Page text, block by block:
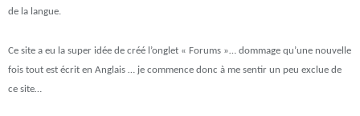
de la langue.
Ce site a eu la super idée de créé l’onglet « Forums » … dommage qu’une nouvelle
fois tout est écrit en Anglais … je commence donc à me sentir un peu exclue de
ce site…